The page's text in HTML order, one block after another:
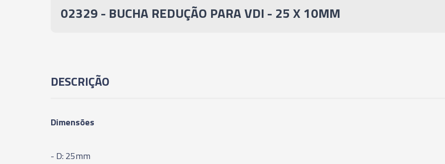
02329 - BUCHA REDUÇÃO PARA VDI - 25 X 10MM
DESCRIÇÃO
Dimensões
- D: 25mm